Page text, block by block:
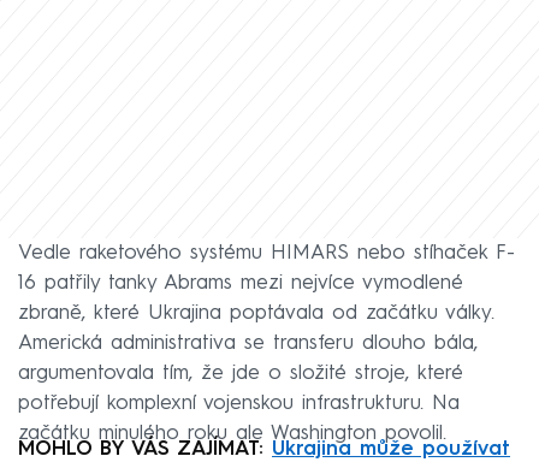
Vedle raketového systému HIMARS nebo stíhaček F-
16 patřily tanky Abrams mezi nejvíce vymodlené
zbraně, které Ukrajina poptávala od začátku války.
Americká administrativa se transferu dlouho bála,
argumentovala tím, že jde o složité stroje, které
potřebují komplexní vojenskou infrastrukturu. Na
začátku minulého roku ale Washington povolil.
MOHLO BY VÁS ZAJÍMAT: Ukrajina může používat